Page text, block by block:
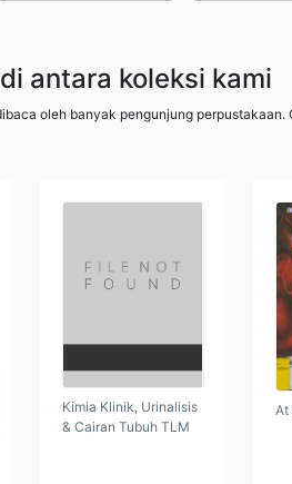
antara koleksi kami
oleh banyak pengunjung perpustakaan.
Kimia Klinik, Urinalisis
& Cairan Tubuh TLM
At